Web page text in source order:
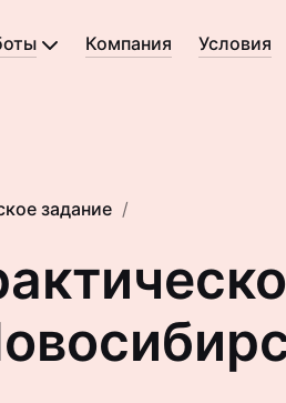
Компания Условия
задание